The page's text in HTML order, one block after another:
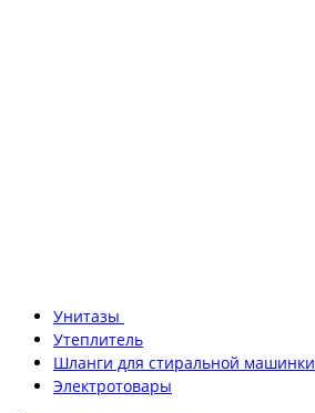
Унитазы
Утеплитель
Шланги для стиральной машинки
Электротовары